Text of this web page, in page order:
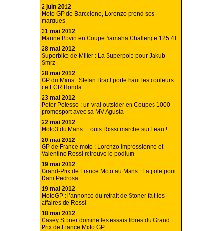
2 juin 2012
Moto GP de Barcelone, Lorenzo prend ses
marques.
31 mai 2012
Marine Bovin en Coupe Yamaha Challenge 125 4T
28 mai 2012
Superbike de Miller : La Superpole pour Jakub
Smrz
28 mai 2012
GP du Mans : Stefan Bradl porte haut les couleurs
de LCR Honda
23 mai 2012
Peter Polesso : un vrai outsider en Coupes 1000
promosport avec sa MV Agusta
22 mai 2012
Moto3 du Mans : Louis Rossi marche sur l’eau !
20 mai 2012
GP de France moto : Lorenzo impressionne et
Valentino Rossi retrouve le podium
19 mai 2012
Grand-Prix de France Moto au Mans : La pole pour
Dani Pedrosa
19 mai 2012
MotoGP : l’annonce du retrait de Stoner fait les
affaires de Rossi
18 mai 2012
Casey Stoner domine les essais libres du Grand
Prix de France Moto GP.